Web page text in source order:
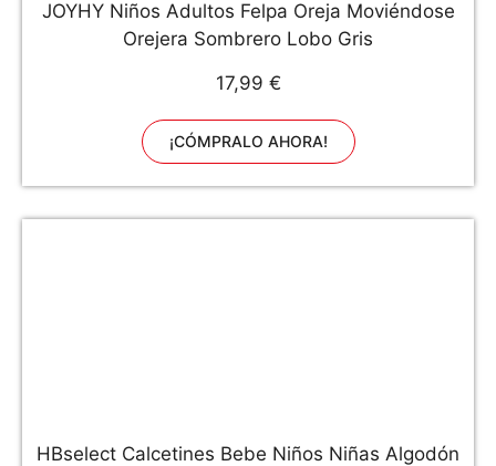
JOYHY Niños Adultos Felpa Oreja Moviéndose
Orejera Sombrero Lobo Gris
17,99 €
¡CÓMPRALO AHORA!
HBselect Calcetines Bebe Niños Niñas Algodón